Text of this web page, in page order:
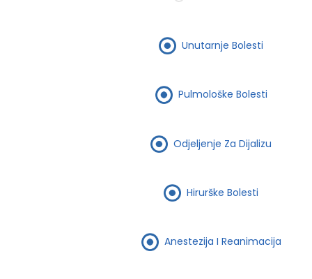
Unutarnje Bolesti
Pulmološke Bolesti
Odjeljenje Za Dijalizu
Hirurške Bolesti
Anestezija I Reanimacija